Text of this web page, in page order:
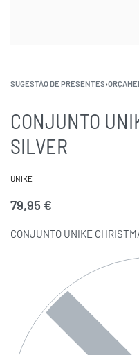
SUGESTÃO DE PRESENTES›
CONJUNTO
SILVER
UNIKE
79,95 €
CONJUNTO UNIKE